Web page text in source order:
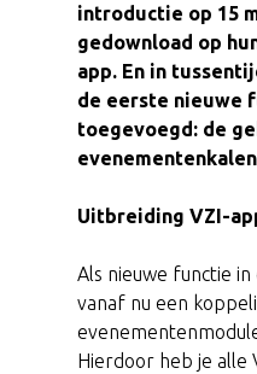
introductie op 15
gedownload op
app. En in
de eerste nieuwe
toegevoegd: de
Uitbreiding VZI-
Als nieuwe functie
vanaf nu een
Hierdoor heb je alle